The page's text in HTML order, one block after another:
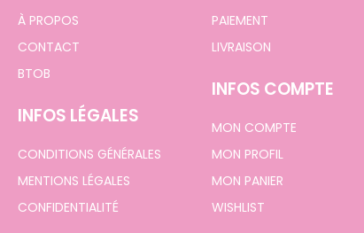
À PROPOS
CONTACT
BTOB
INFOS LÉGALES
CONDITIONS GÉNÉRALES
MENTIONS LÉGALES
CONFIDENTIALITÉ
PAIEMENT
LIVRAISON
INFOS COMPTE
MON COMPTE
MON PROFIL
MON PANIER
WISHLIST